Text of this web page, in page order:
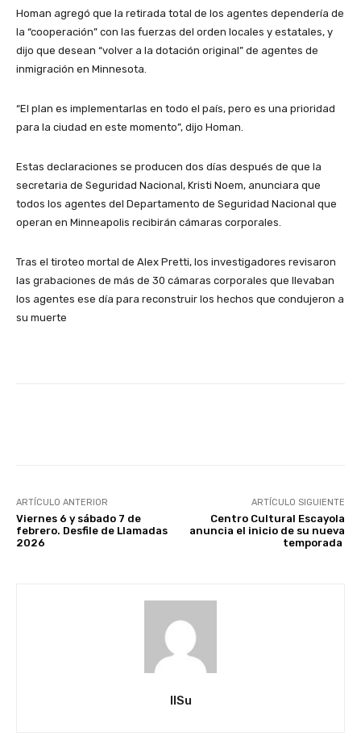
Homan agregó que la retirada total de los agentes dependería de
la “cooperación” con las fuerzas del orden locales y estatales, y
dijo que desean “volver a la dotación original” de agentes de
inmigración en Minnesota.
“El plan es implementarlas en todo el país, pero es una prioridad
para la ciudad en este momento”, dijo Homan.
Estas declaraciones se producen dos días después de que la
secretaria de Seguridad Nacional, Kristi Noem, anunciara que
todos los agentes del Departamento de Seguridad Nacional que
operan en Minneapolis recibirán cámaras corporales.
Tras el tiroteo mortal de Alex Pretti, los investigadores revisaron
las grabaciones de más de 30 cámaras corporales que llevaban
los agentes ese día para reconstruir los hechos que condujeron a
su muerte
ARTÍCULO ANTERIOR
Viernes 6 y sábado 7 de
febrero. Desfile de Llamadas
2026
ARTÍCULO SIGUIENTE
Centro Cultural Escayola
anuncia el inicio de su nueva
temporada
IlSu